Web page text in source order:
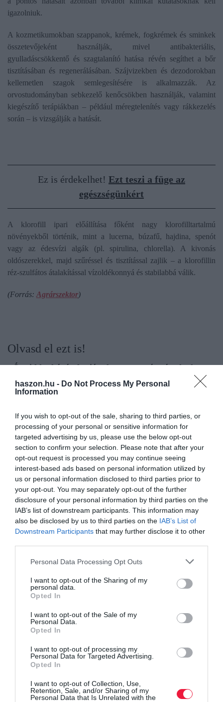
haszon.hu - Do Not Process My Personal
Information
If you wish to opt-out of the sale, sharing to third parties, or
processing of your personal or sensitive information for
targeted advertising by us, please use the below opt-out
section to confirm your selection. Please note that after your
opt-out request is processed you may continue seeing
interest-based ads based on personal information utilized by
us or personal information disclosed to third parties prior to
your opt-out. You may separately opt-out of the further
disclosure of your personal information by third parties on the
IAB’s list of downstream participants. This information may
also be disclosed by us to third parties on the IAB’s List of
Downstream Participants that may further disclose it to other
Please note that this website/app uses one or more Google
not limited to your visit or usage behaviour. You may click to
grant or deny consent to Google and its third-party tags to
use your data for below specified purposes in below Google
consent section.
Personal Data Processing Opt Outs
I want to opt-out of the Sharing of my
personal data.
Opted In
I want to opt-out of the Sale of my
Personal Data.
Opted In
I want to opt-out of processing my
Personal Data for Targeted Advertising.
Opted In
I want to opt-out of Collection, Use,
Retention, Sale, and/or Sharing of my
Personal Data that Is Unrelated with the
igazolniuk.
A kozmetikumokban szappanok, krémek, fogkrémek és sminkek
összetevőjeként használják, mivel antibakteriális,
gyulladáscsökkentő és szagtalanító hatása révén segíthet a bőr
tisztításában és regenerálásában. Szájvizekben és dezodorokban
kellemetlen szagok semlegesítésére is alkalmazzák. Az
orvostudományban sebkezelő kenőcsökben használják, valamint
kiegészítő terápiákban – például méregtelenítés vagy rákkezelés
során – is vizsgálják a hatását.
Ez is érdekelhet! Ezt teszi a füge az
egészségünkért
A klorofill ipari előállítása főként nagy klorofilltartalmú
növényekből történik, mint a lucerna, búzafű, hajdina, spenót
vagy az édesvízi algák (pl. spirulina, chlorella). A kivonás
oldószerekkel, majd szűréssel és tisztítással zajlik – a klorofillin
réz-szulfátos átalakítással vízoldékonnyá és stabilabbá válik.
(Forrás: Agrárszektor)
Olvasd el ezt is!
Így idd a kávét, ha jót akarsz az egészségednek
Így használható fel az egészségpénztári pénz a
gyermekek iskolakezdésére
antioxidáns növény egészségmegőrzés